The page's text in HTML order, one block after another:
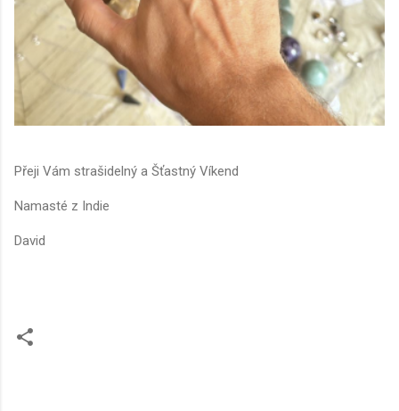
Přeji Vám strašidelný a Šťastný Víkend
Namasté z Indie
David